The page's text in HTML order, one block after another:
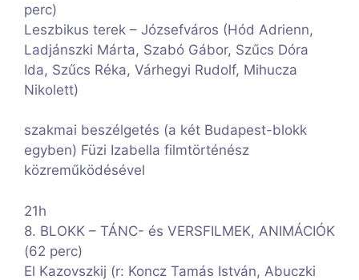
perc)
Leszbikus terek – Józsefváros (Hód Adrienn,
Ladjánszki Márta, Szabó Gábor, Szűcs Dóra
Ida, Szűcs Réka, Várhegyi Rudolf, Mihucza
Nikolett)
szakmai beszélgetés (a két Budapest-blokk
egyben) Füzi Izabella filmtörténész
közreműködésével
21h
8. BLOKK – TÁNC- és VERSFILMEK, ANIMÁCIÓK
(62 perc)
El Kazovszkij (r: Koncz Tamás István, Abuczki